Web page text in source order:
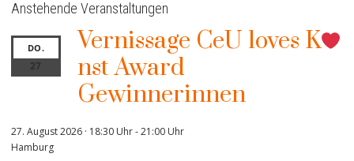
Anstehende Veranstaltungen
DO.
27
Vernissage CeU loves K
nst Award
Gewinnerinnen
27. August 2026 · 18:30 Uhr-21:00 Uhr
Hamburg